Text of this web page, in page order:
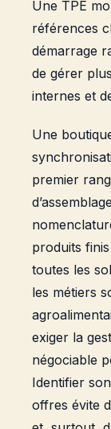
Une TPE
références
démarrage
de gérer
internes et
Une
premier
produits
toutes les
les métiers
exiger la
négociable
Identifier
offres évite